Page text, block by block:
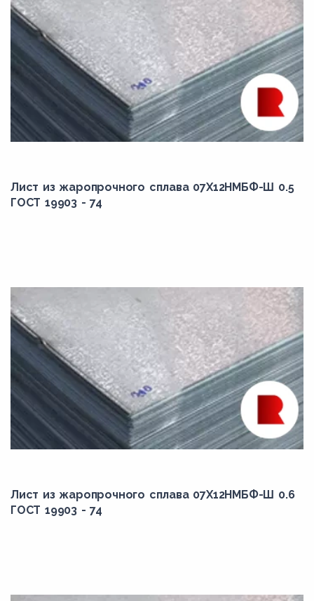
Лист из жаропрочного сплава 07Х12НМБФ-Ш 0.5
ГОСТ 19903 - 74
Лист из жаропрочного сплава 07Х12НМБФ-Ш 0.6
ГОСТ 19903 - 74